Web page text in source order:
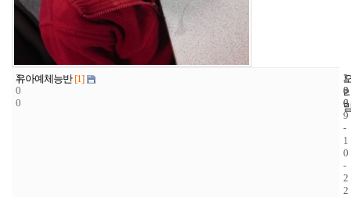
3
0
0
유아예체능반 [1]
1
8
6
2
0
0
9
-
1
0
-
2
2